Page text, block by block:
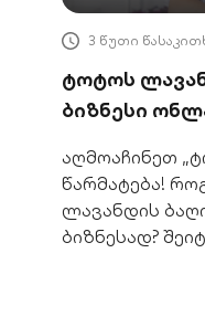
3 წუთი
ტოტოს
ბიზნესი
აღმოაჩინეთ
წარმატება!
ლავანდის
ბიზნესად?